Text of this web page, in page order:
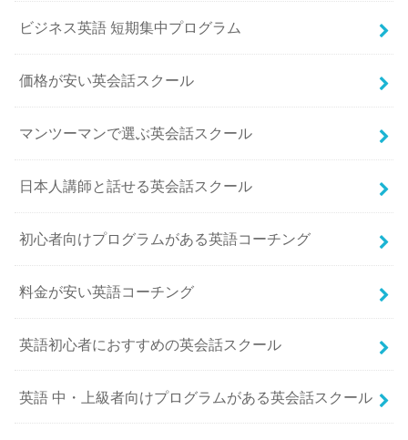
ビジネス英語 短期集中プログラム
価格が安い英会話スクール
マンツーマンで選ぶ英会話スクール
日本人講師と話せる英会話スクール
初心者向けプログラムがある英語コーチング
料金が安い英語コーチング
英語初心者におすすめの英会話スクール
英語 中・上級者向けプログラムがある英会話スクール